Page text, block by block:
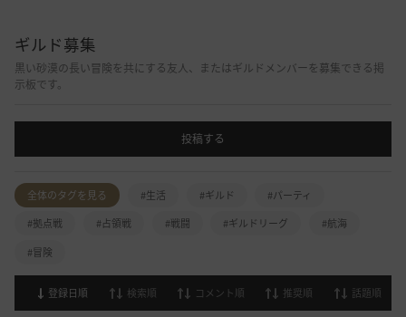
ギルド募集
黒い砂漠の長い冒険を共にする友人、またはギルドメンバーを募集できる掲
示板です。
投稿する
全体のタグを見る #生活 #ギルド
#パーティ
#拠点戦
#占領戦 #戦闘 #ギルドリーグ
#航海
#冒険
登録日順 検索順 コメント順 推奨順 話題順